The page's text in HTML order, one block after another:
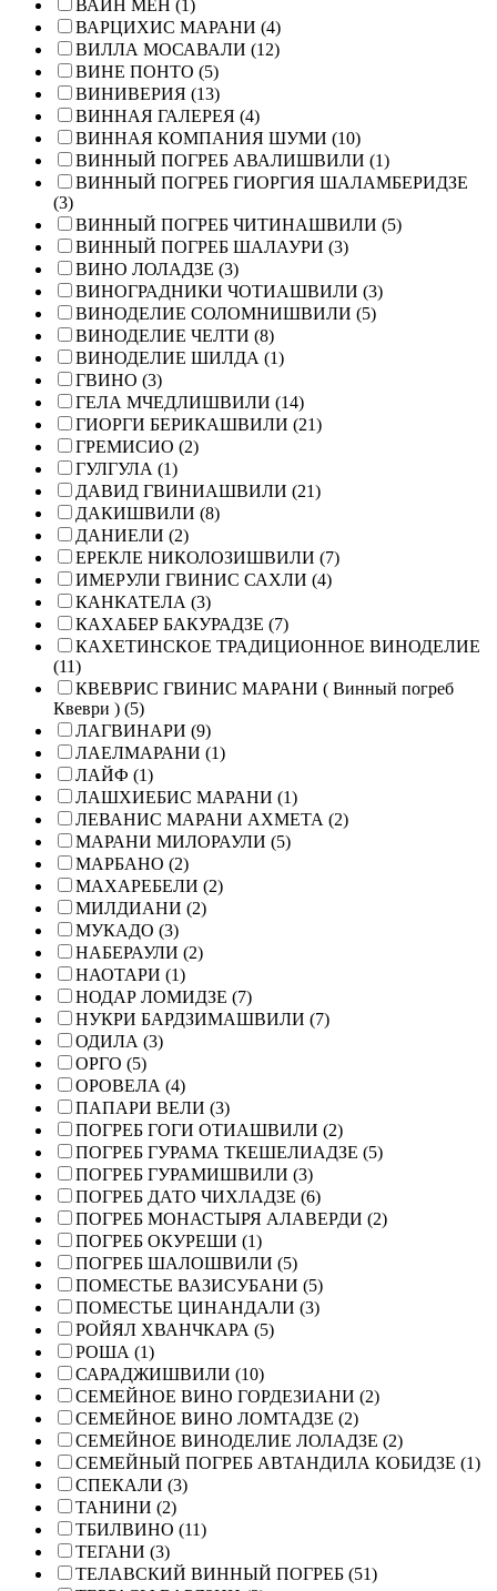
ВАЙН МЕН (1)
ВАРЦИХИС МАРАНИ (4)
ВИЛЛА МОСАВАЛИ (12)
ВИНЕ ПОНТО (5)
ВИНИВЕРИЯ (13)
ВИННАЯ ГАЛЕРЕЯ (4)
ВИННАЯ КОМПАНИЯ ШУМИ (10)
ВИННЫЙ ПОГРЕБ АВАЛИШВИЛИ (1)
ВИННЫЙ ПОГРЕБ ГИОРГИЯ ШАЛАМБЕРИДЗЕ
(3)
ВИННЫЙ ПОГРЕБ ЧИТИНАШВИЛИ (5)
ВИННЫЙ ПОГРЕБ ШАЛАУРИ (3)
ВИНО ЛОЛАДЗЕ (3)
ВИНОГРАДНИКИ ЧОТИАШВИЛИ (3)
ВИНОДЕЛИЕ СОЛОМНИШВИЛИ (5)
ВИНОДЕЛИЕ ЧЕЛТИ (8)
ВИНОДЕЛИЕ ШИЛДА (1)
ГВИНО (3)
ГЕЛА МЧЕДЛИШВИЛИ (14)
ГИОРГИ БЕРИКАШВИЛИ (21)
ГРЕМИСИО (2)
ГУЛГУЛА (1)
ДАВИД ГВИНИАШВИЛИ (21)
ДАКИШВИЛИ (8)
ДАНИЕЛИ (2)
ЕРЕКЛЕ НИКОЛОЗИШВИЛИ (7)
ИМЕРУЛИ ГВИНИС САХЛИ (4)
КАНКАТЕЛА (3)
КАХАБЕР БАКУРАДЗЕ (7)
КАХЕТИНСКОЕ ТРАДИЦИОННОЕ ВИНОДЕЛИЕ
(11)
КВЕВРИС ГВИНИС МАРАНИ ( Винный погреб
Квеври ) (5)
ЛАГВИНАРИ (9)
ЛАЕЛМАРАНИ (1)
ЛАЙФ (1)
ЛАШХИЕБИС МАРАНИ (1)
ЛЕВАНИС МАРАНИ АХМЕТА (2)
МАРАНИ МИЛОРАУЛИ (5)
МАРБАНО (2)
МАХАРЕБЕЛИ (2)
МИЛДИАНИ (2)
МУКАДО (3)
НАБЕРАУЛИ (2)
НАОТАРИ (1)
НОДАР ЛОМИДЗЕ (7)
НУКРИ БАРДЗИМАШВИЛИ (7)
ОДИЛА (3)
ОРГО (5)
ОРОВЕЛА (4)
ПАПАРИ ВЕЛИ (3)
ПОГРЕБ ГОГИ ОТИАШВИЛИ (2)
ПОГРЕБ ГУРАМА ТКЕШЕЛИАДЗЕ (5)
ПОГРЕБ ГУРАМИШВИЛИ (3)
ПОГРЕБ ДАТО ЧИХЛАДЗЕ (6)
ПОГРЕБ МОНАСТЫРЯ АЛАВЕРДИ (2)
ПОГРЕБ ОКУРЕШИ (1)
ПОГРЕБ ШАЛОШВИЛИ (5)
ПОМЕСТЬЕ ВАЗИСУБАНИ (5)
ПОМЕСТЬЕ ЦИНАНДАЛИ (3)
РОЙЯЛ ХВАНЧКАРА (5)
РОША (1)
САРАДЖИШВИЛИ (10)
СЕМЕЙНОЕ ВИНО ГОРДЕЗИАНИ (2)
СЕМЕЙНОЕ ВИНО ЛОМТАДЗЕ (2)
СЕМЕЙНОЕ ВИНОДЕЛИЕ ЛОЛАДЗЕ (2)
СЕМЕЙНЫЙ ПОГРЕБ АВТАНДИЛА КОБИДЗЕ (1)
СПЕКАЛИ (3)
ТАНИНИ (2)
ТБИЛВИНО (11)
ТЕГАНИ (3)
ТЕЛАВСКИЙ ВИННЫЙ ПОГРЕБ (51)